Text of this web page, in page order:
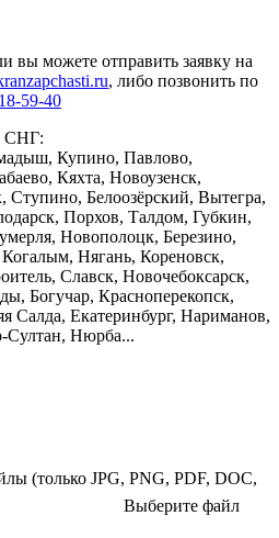
вы можете отправить заявку на
, либо позвонить по
59-40
СНГ:
Купино, Павлово,
Кяхта, Новоузенск,
Белоозёрский, Вытегра,
Порхов, Талдом, Губкин,
Новополоцк, Березино,
Нягань, Кореновск,
Славск, Новочебоксарск,
Богучар, Красноперекопск,
Салда, Екатеринбург, Нариманов,
Султан, Нюрба...
(только JPG, PNG, PDF, DOC,
Выберите файл